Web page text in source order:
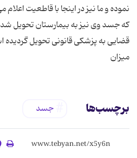
نموده و ما نیز در اینجا با قاطعیت
که جسد وی نیز به بیمارستان تحویل
قضایی به پزشکی قانونی تحویل
میزان
برچسب‌ها جسد